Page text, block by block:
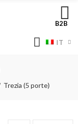
B2B
IT
Trezia (5 porte)